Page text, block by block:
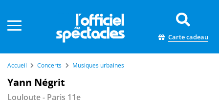
Carte cadeau
Accueil Concerts Musiques urbaines
Yann Négrit
Louloute- Paris 11e